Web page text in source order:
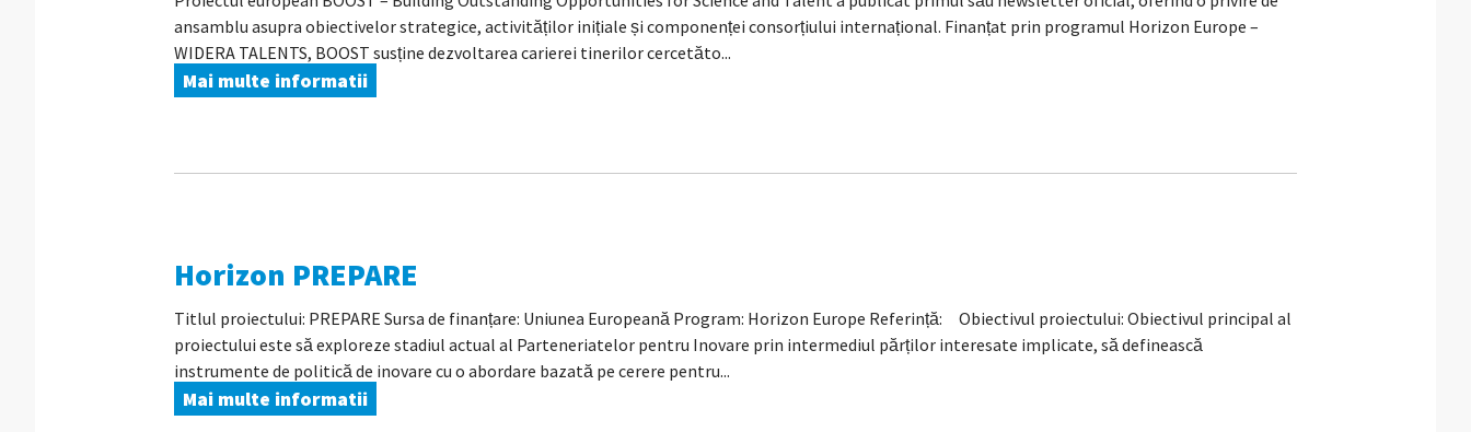
ansamblu asupra obiectivelor strategice, activităților inițiale și componenței consorțiului internațional. Finanțat prin programul Horizon Europe –
WIDERA TALENTS, BOOST susține dezvoltarea carierei tinerilor cercetăto...
Mai multe informatii
Horizon PREPARE
Titlul proiectului: PREPARE Sursa de finanțare: Uniunea Europeană Program: Horizon Europe Referință: Obiectivul proiectului: Obiectivul principal al
proiectului este să exploreze stadiul actual al Parteneriatelor pentru Inovare prin intermediul părților interesate implicate, să definească
instrumente de politică de inovare cu o abordare bazată pe cerere pentru...
Mai multe informatii